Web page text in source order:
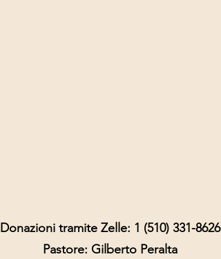
Donazioni tramite Zelle: 1 (510) 331-8626
Pastore: Gilberto Peralta